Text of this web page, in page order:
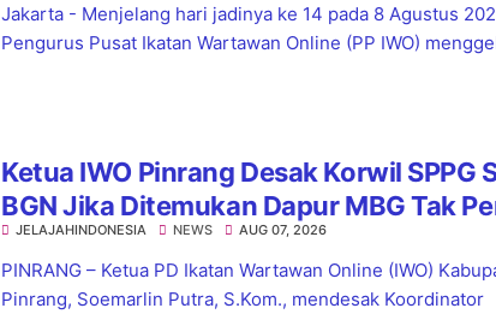
Jakarta - Menjelang hari jadinya ke 14 pada 8 Agustus
Pengurus Pusat Ikatan Wartawan Online (PP IWO)
Ketua IWO Pinrang Desak Korwil SPPG
BGN Jika Ditemukan Dapur MBG Tak
Standar
JELAJAHINDONESIA NEWS AUG 07, 2026
PINRANG – Ketua PD Ikatan Wartawan Online (IWO)
Pinrang, Soemarlin Putra, S.Kom., mendesak Koordinator